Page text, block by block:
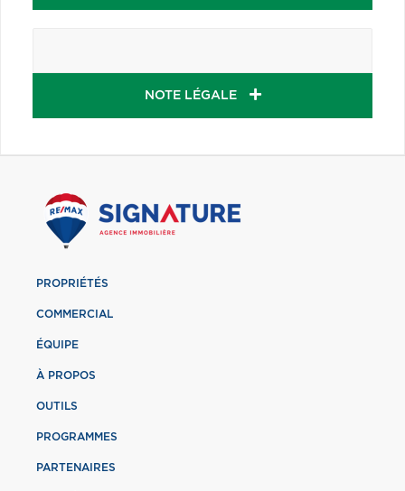
NOTE LÉGALE
PROPRIÉTÉS
COMMERCIAL
ÉQUIPE
À PROPOS
OUTILS
PROGRAMMES
PARTENAIRES